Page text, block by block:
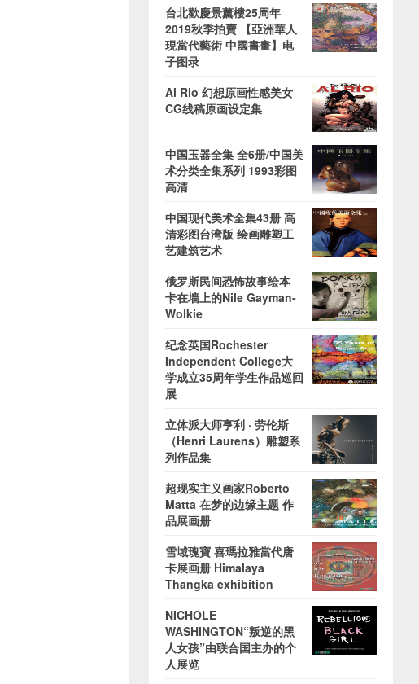
台北歡慶景薰樓25周年
2019秋季拍賣 【亞洲華人
現當代藝術 中國書畫】电
子图录
Al Rio 幻想原画性感美女
CG线稿原画设定集
中国玉器全集 全6册/中国美
术分类全集系列 1993彩图
高清
中国现代美术全集43册 高
清彩图台湾版 绘画雕塑工
艺建筑艺术
俄罗斯民间恐怖故事绘本
卡在墙上的Nile Gayman-
Wolkie
纪念英国Rochester
Independent College大
学成立35周年学生作品巡回
展
立体派大师亨利 · 劳伦斯
（Henri Laurens）雕塑系
列作品集
超现实主义画家Roberto
Matta 在梦的边缘主题 作
品展画册
雪域瑰寶 喜瑪拉雅當代唐
卡展画册 Himalaya
Thangka exhibition
NICHOLE
WASHINGTON“叛逆的黑
人女孩”由联合国主办的个
人展览